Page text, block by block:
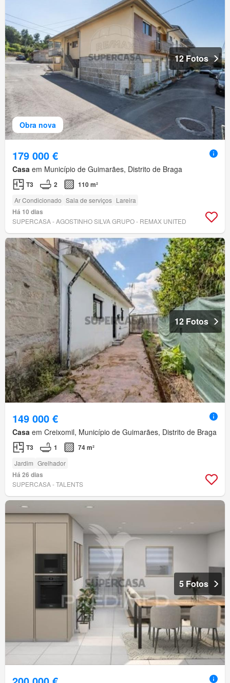
Obra nova
12 Fotos
179 000 €
Casa em Município de Guimarães, Distrito de Braga
T3 2 110 m²
Ar Condicionado Sala de serviços Lareira
Há 10 dias
SUPERCASA - AGOSTINHO SILVA GRUPO - REMAX UNITED
12 Fotos
149 000 €
Casa em Creixomil, Município de Guimarães, Distrito de Braga
T3 1 74 m²
Jardim Grelhador
Há 26 dias
SUPERCASA - TALENTS
5 Fotos